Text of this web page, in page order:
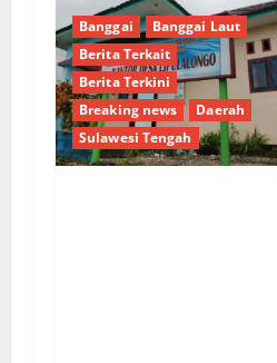
Banggai
Banggai Laut
Berita Terkait
Berita Terkini
Breaking news
Daerah
Sulawesi Tengah